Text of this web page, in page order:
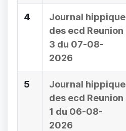
4
Journal hippique
des ecd Reunion
3 du 07-08-
2026
5
Journal hippique
des ecd Reunion
1 du 06-08-
2026